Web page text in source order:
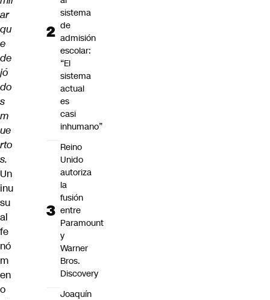
ar
qu
e
de
jó
do
s
m
ue
rto
s.
Un
inu
su
al
fe
nó
m
en
o
sistema
de
admisión
escolar:
“El
sistema
actual
es
casi
inhumano”
Reino
Unido
autoriza
la
fusión
entre
Paramount
y
Warner
Bros.
Discovery
Joaquín